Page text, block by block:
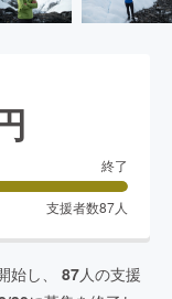
終了
支援者数87人
始し、 87人の支援